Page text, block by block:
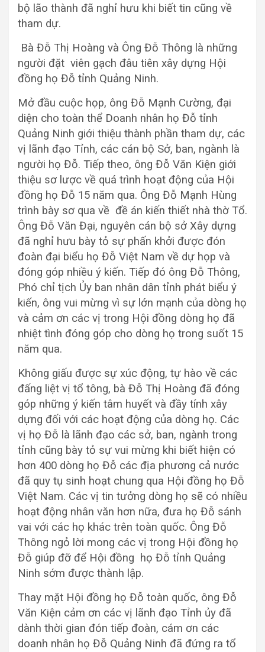
bộ lão thành đã nghỉ hưu khi biết tin cũng về
tham dự.
Bà Đỗ Thị Hoàng và Ông Đỗ Thông là những
người đặt viên gạch đâu tiên xây dựng Hội
đồng họ Đỗ tỉnh Quảng Ninh.
Mở đầu cuộc họp, ông Đỗ Mạnh Cường, đại
diện cho toàn thể Doanh nhân họ Đỗ tỉnh
Quảng Ninh giới thiệu thành phần tham dự, các
vị lãnh đạo Tỉnh, các cán bộ Sở, ban, ngành là
người họ Đỗ. Tiếp theo, ông Đỗ Văn Kiện giới
thiệu sơ lược về quá trình hoạt động của Hội
đồng họ Đỗ 15 năm qua. Ông Đỗ Mạnh Hùng
trình bày sơ qua về đề án kiến thiết nhà thờ Tổ.
Ông Đỗ Văn Đại, nguyên cán bộ sở Xây dựng
đã nghỉ hưu bày tỏ sự phấn khởi được đón
đoàn đại biểu họ Đỗ Việt Nam về dự họp và
đóng góp nhiều ý kiến. Tiếp đó ông Đỗ Thông,
Phó chỉ tịch Ủy ban nhân dân tỉnh phát biểu ý
kiến, ông vui mừng vì sự lớn mạnh của dòng họ
và cảm ơn các vị trong Hội đồng dòng họ đã
nhiệt tình đóng góp cho dòng họ trong suốt 15
năm qua.
Không giấu được sự xúc động, tự hào về các
đấng liệt vị tổ tông, bà Đỗ Thị Hoàng đã đóng
góp những ý kiến tâm huyết và đầy tính xây
dựng đối với các hoạt động của dòng họ. Các
vị họ Đỗ là lãnh đạo các sở, ban, ngành trong
tỉnh cũng bày tỏ sự vui mừng khi biết hiện có
hơn 400 dòng họ Đỗ các địa phương cả nước
đã quy tụ sinh hoạt chung qua Hội đồng họ Đỗ
Việt Nam. Các vị tin tưởng dòng họ sẽ có nhiều
hoạt động nhân văn hơn nữa, đưa họ Đỗ sánh
vai với các họ khác trên toàn quốc. Ông Đỗ
Thông ngỏ lời mong các vị trong Hội đồng họ
Đỗ giúp đỡ để Hội đồng họ Đỗ tỉnh Quảng
Ninh sớm được thành lập.
Thay mặt Hội đồng họ Đỗ toàn quốc, ông Đỗ
Văn Kiện cảm ơn các vị lãnh đạo Tỉnh ủy đã
dành thời gian đón tiếp đoàn, cám ơn các
doanh nhân họ Đỗ Quảng Ninh đã đứng ra tổ